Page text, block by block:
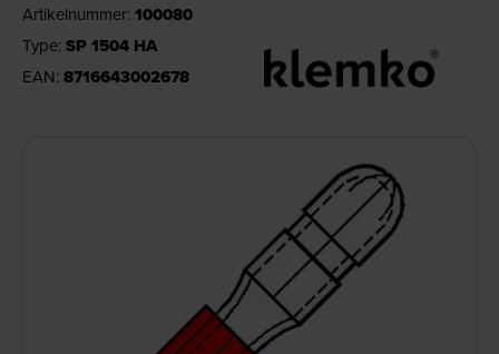
Artikelnummer: 100080
Type: SP 1504 HA
EAN: 8716643002678